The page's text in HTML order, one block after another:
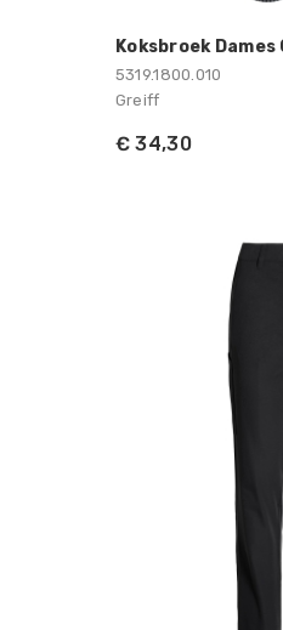
Koksbroek
5319.1800.010
Greiff
€ 34,30